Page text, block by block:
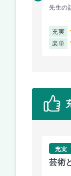
先生の
充実
楽単
充実
芸術